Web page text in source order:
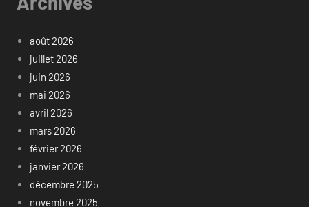
août 2026
juillet 2026
juin 2026
mai 2026
avril 2026
mars 2026
février 2026
janvier 2026
décembre 2025
novembre 2025